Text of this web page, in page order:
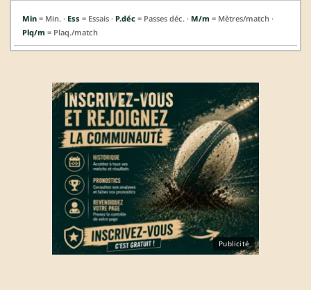
Min = Min. · Ess = Essais · P.déc = Passes déc. · M/m = Mètres/match ·
Plq/m = Plaq./match
Publicité